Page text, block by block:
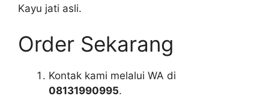
Kayu jati asli.
Order Sekarang
Kontak kami melalui WA di
08131990995.